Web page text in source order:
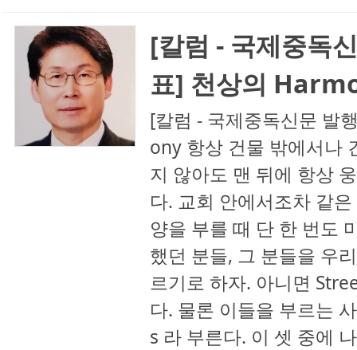
[칼럼 - 국제중독
표] 천상의
[칼럼 - 국제중독신문 발
ony 항상 건물 밖에서나
지 않아도 맨 뒤에 항상
다. 교회 안에서조차 같
양을 부를 때 단 한 번도
했던 분들, 그 분들을 우
르기로 하자. 아니면
다. 물론 이들을 부르는
s 라 부른다. 이 셋 중에